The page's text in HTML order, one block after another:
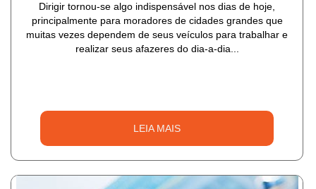
Dirigir tornou-se algo indispensável nos dias de hoje,
principalmente para moradores de cidades grandes que
muitas vezes dependem de seus veículos para trabalhar e
realizar seus afazeres do dia-a-dia...
LEIA MAIS